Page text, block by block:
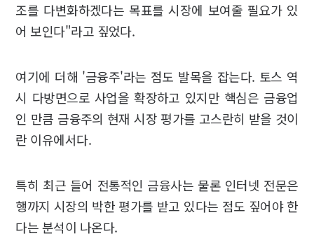
조를 다변화하겠다는 목표를 시장에 보여줄 필요가 있
어 보인다"라고 짚었다.
여기에 더해 '금융주'라는 점도 발목을 잡는다. 토스 역
시 다방면으로 사업을 확장하고 있지만 핵심은 금융업
인 만큼 금융주의 현재 시장 평가를 고스란히 받을 것이
란 이유에서다.
특히 최근 들어 전통적인 금융사는 물론 인터넷 전문은
행까지 시장의 박한 평가를 받고 있다는 점도 짚어야 한
다는 분석이 나온다.